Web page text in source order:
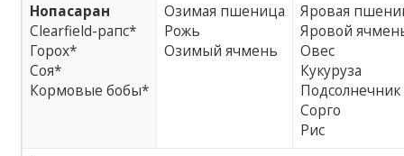
Нопасаран
Clearfield-рапс*
Горох*
Соя*
Кормовые бобы*
Озимая пшеница
Рожь
Озимый ячмень
Яровая
Яровой
Овес
Кукуруза
Подсолнечник
Сорго
Рис